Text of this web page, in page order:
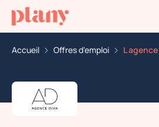
Accueil Offres d'emploi